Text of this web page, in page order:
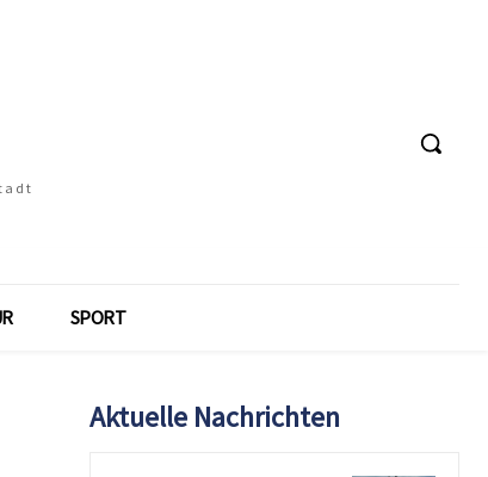
SPORT
Aktuelle Nachrichten